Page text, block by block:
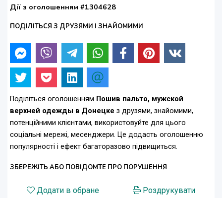
Дії з оголошенням #1304628
ПОДІЛІТЬСЯ З ДРУЗЯМИ І ЗНАЙОМИМИ
Поділіться оголошенням Пошив пальто, мужской
верхней одежды в Донецке з друзями, знайомими,
потенційними клієнтами, використовуйте для цього
соціальні мережі, месенджери. Це додасть оголошенню
популярності і ефект багаторазово підвищиться.
ЗБЕРЕЖІТЬ АБО ПОВІДОМТЕ ПРО ПОРУШЕННЯ
Додати в обране
Роздрукувати